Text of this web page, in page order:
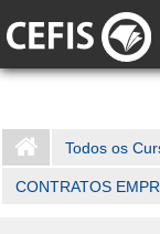
Todos os
CONTRATOS